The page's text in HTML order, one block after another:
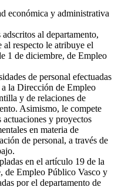
económica y administrativa
al departamento,
al respecto le atribuye el
1 de diciembre, de Empleo
de personal efectuadas
la Dirección de Empleo
y de relaciones de
Asimismo, le compete
y proyectos
en materia de
de personal, a través de
en el artículo 19 de la
de Empleo Público Vasco y
por el departamento de